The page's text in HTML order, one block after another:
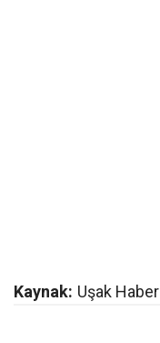
Kaynak: Uşak Haber